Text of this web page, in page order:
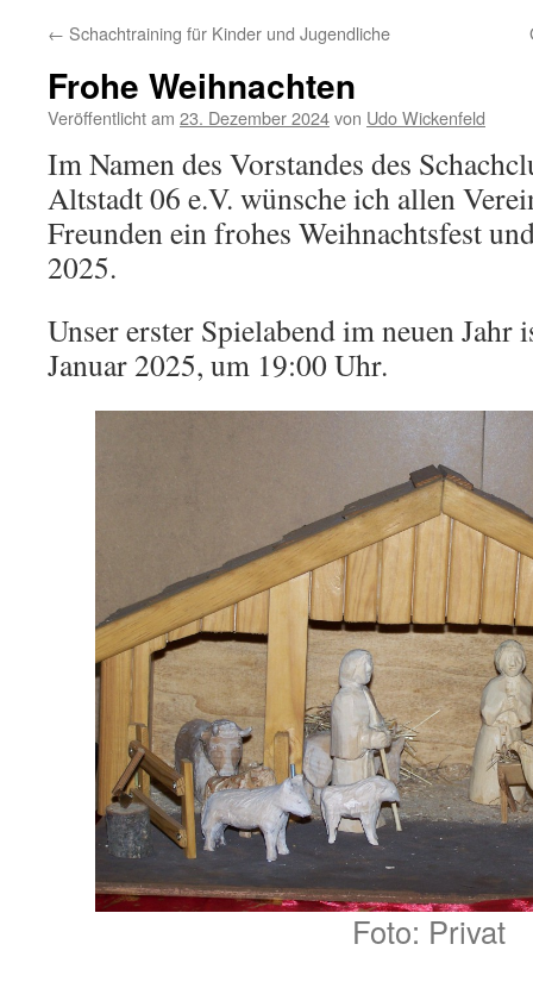
← Schachtraining für Kinder und Jugendliche
Frohe Weihnachten
Veröffentlicht am 23. Dezember 2024von Udo Wickenfeld
Im Namen des Vorstandes des
Altstadt 06 e.V. wünsche ich allen
Freunden ein frohes Weihnachtsfest
2025.
Unser erster Spielabend im neuen Jahr
Januar 2025, um 19:00 Uhr.
Foto: Privat